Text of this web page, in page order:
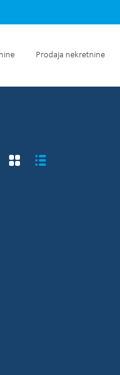
nekretnine Prodaja
Prodaja nekretnine